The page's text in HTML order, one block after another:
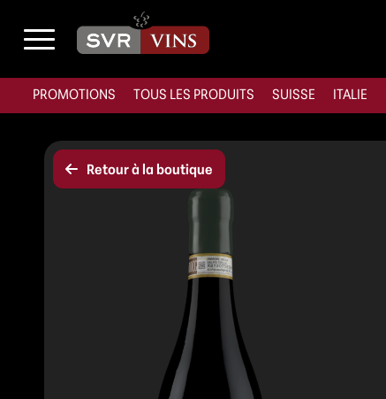
PROMOTIONS TOUS LES PRODUITS SUISSE ITALIE
Retour à la boutique